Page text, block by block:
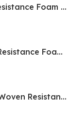
Heavy Resistance Foam Padded Handle Trainers
Medium Resistance Foam Grip Trainers
Durable Woven Resistance Bands